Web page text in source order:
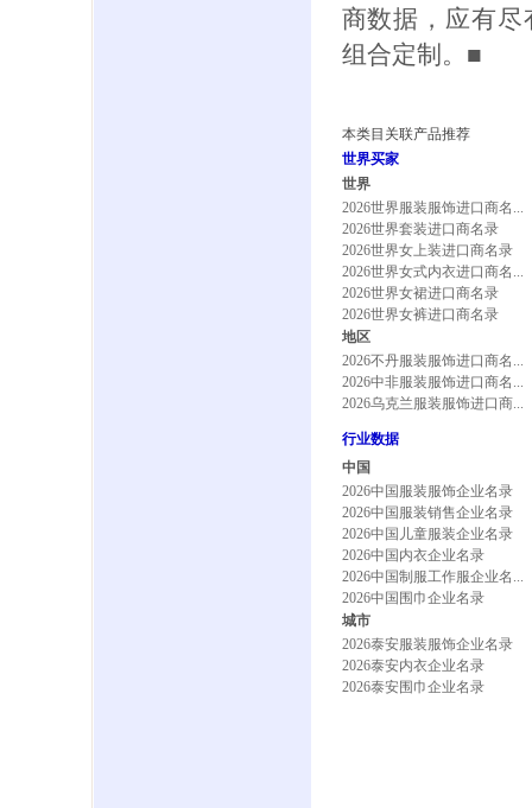
商数据，应有
组合定制。■
本类目关联产品推荐
世界买家
世界
2026世界服装服饰进口商名...
2026世界套装进口商名录
2026世界女上装进口商名录
2026世界女式内衣进口商名...
2026世界女裙进口商名录
2026世界女裤进口商名录
地区
2026不丹服装服饰进口商名...
2026中非服装服饰进口商名...
2026乌克兰服装服饰进口商...
行业数据
中国
2026中国服装服饰企业名录
2026中国服装销售企业名录
2026中国儿童服装企业名录
2026中国内衣企业名录
2026中国制服工作服企业名...
2026中国围巾企业名录
城市
2026泰安服装服饰企业名录
2026泰安内衣企业名录
2026泰安围巾企业名录